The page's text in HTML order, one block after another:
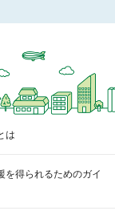
は
を得られるためのガイ